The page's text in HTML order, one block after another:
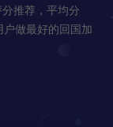
推荐，平均分
做最好的回国加